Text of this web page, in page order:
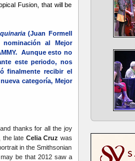
Fusion, that will be
(Juan Formell
al Mejor
Aunque esto no
este periodo, nos
finalmente recibir el
categoría, Mejor
thanks for all the joy
the late Celia Cruz was
in the Smithsonian
be that 2012 saw a